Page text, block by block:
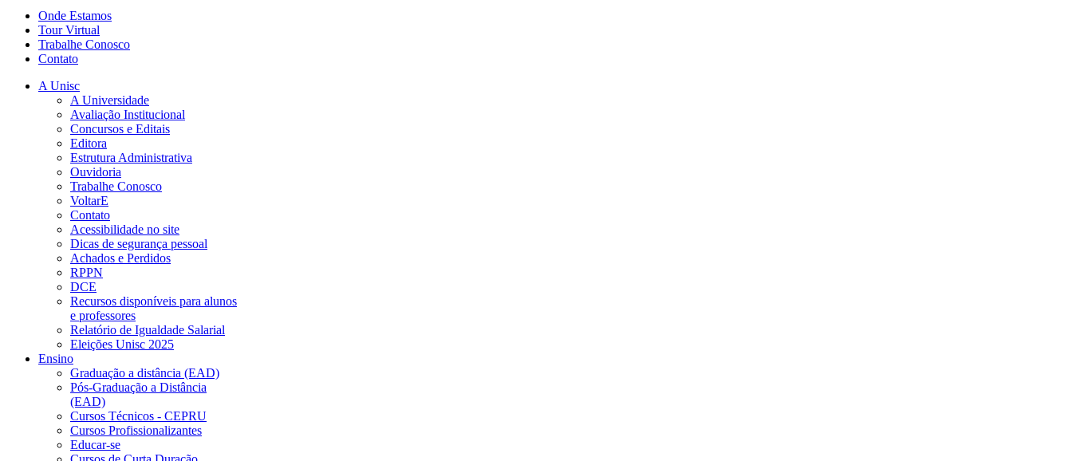
Onde Estamos
Tour Virtual
Trabalhe Conosco
Contato
A Unisc
A Universidade
Avaliação Institucional
Concursos e Editais
Editora
Estrutura Administrativa
Ouvidoria
Trabalhe Conosco
VoltarE
Contato
Acessibilidade no site
Dicas de segurança pessoal
Achados e Perdidos
RPPN
DCE
Recursos disponíveis para alunos
e professores
Relatório de Igualdade Salarial
Eleições Unisc 2025
Ensino
Graduação a distância (EAD)
Pós-Graduação a Distância
(EAD)
Cursos Técnicos - CEPRU
Cursos Profissionalizantes
Educar-se